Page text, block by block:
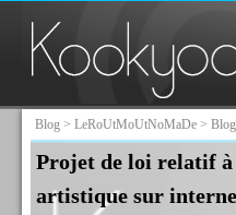
Blog> LeRoUtMoUtNoMaDe> Blog
Projet de loi relatif
artistique sur